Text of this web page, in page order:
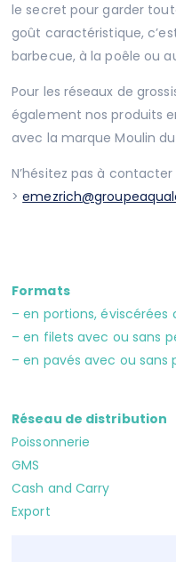
le secret pour garder
goût caractéristique,
barbecue, à la poêle ou
Pour les réseaux de
également nos produits
avec la marque Moulin
N’hésitez pas à
>
Formats
– en portions, éviscérées
– en filets avec ou sans
– en pavés avec ou sans
Réseau de distribution
Poissonnerie
GMS
Cash and Carry
Export